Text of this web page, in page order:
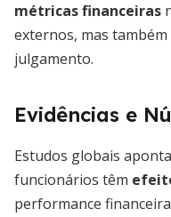
métricas financeiras
externos, mas
julgamento.
Evidências e
Estudos globais
funcionários têm
performance